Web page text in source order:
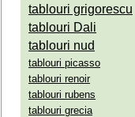
tablouri grigorescu
tablouri Dali
tablouri nud
tablouri picasso
tablouri renoir
tablouri rubens
tablouri grecia